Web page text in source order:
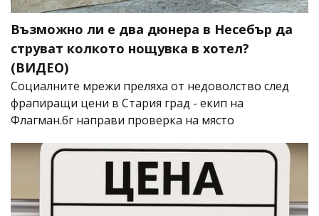
Възможно ли е два дюнера в Несебър да
струват колкото нощувка в хотел?
(ВИДЕО)
Социалните мрежи преляха от недоволство след
фрапиращи цени в Стария град - екип на
Флагман.бг направи проверка на място